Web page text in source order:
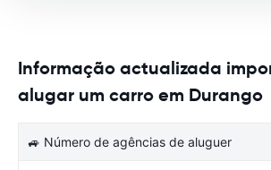
Informação actualizada
alugar um carro em Durango
🚙 Número de agências de aluguer